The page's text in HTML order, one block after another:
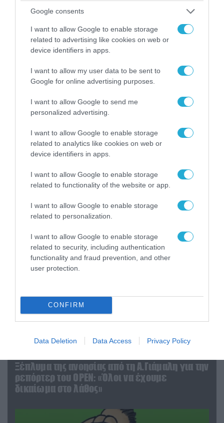
Google consents
I want to allow Google to enable storage
related to advertising like cookies on web or
device identifiers in apps.
I want to allow my user data to be sent to
Google for online advertising purposes.
I want to allow Google to send me
personalized advertising.
I want to allow Google to enable storage
related to analytics like cookies on web or
device identifiers in apps.
I want to allow Google to enable storage
related to functionality of the website or app.
I want to allow Google to enable storage
related to personalization.
I want to allow Google to enable storage
related to security, including authentication
functionality and fraud prevention, and other
user protection.
CONFIRM
Data Deletion Data Access Privacy Policy
Η ανακοίνωση του Πανελλήνιου Σωματείου
Πυροσβεστών για την δημοσιογράφο του OPEN
που γέλασε στη φωτιά
04.08.2026 | 12:02
O διευθυντής του OPEN προσπαθεί να τα
«μαζέψει» για τη δημοσιογράφο που γέλασε
σε ρεπορτάζ για τις φωτιές
Ξέπλυμα της ανοησίας από τη Α.Γιάμαλη για την
ρεπόρτερ του ΟΡΕΝ: «Όλοι να έχουμε
δικαίωμα στο λάθος»